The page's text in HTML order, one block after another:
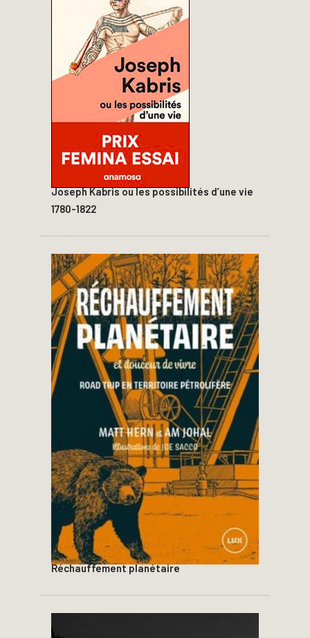
Joseph Kabris ou les possibilités d’une vie
1780-1822
Réchauffement planétaire